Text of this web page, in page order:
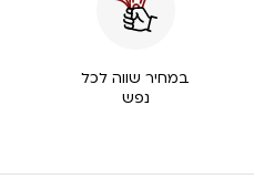
במחיר שווה לכל
נפש